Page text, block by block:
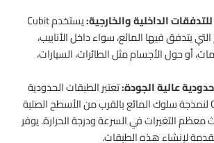
الداخلية والخارجية:
يستخدم Cubit
يتدفق فيها المائع، سواء داخل الأنابيب،
أو حول الأجسام مثل الطائرات، السيارات،
عالية الجودة:تعتبر الطبقات الحدودية
ضرورية في CFD لنمذجة سلوك المائع بالقرب من الأسطح الصلبة
معظم التغيرات في السرعة ودرجة الحرارة. يوفر